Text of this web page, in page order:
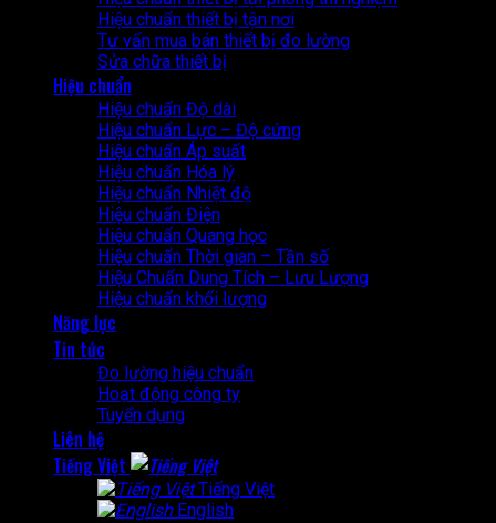
Hiệu chuẩn thiết bị tận nơi
Tư vấn mua bán thiết bị đo lường
Sửa chữa thiết bị
Hiệu chuẩn
Hiệu chuẩn Độ dài
Hiệu chuẩn Lực – Độ cứng
Hiệu chuẩn Áp suất
Hiệu chuẩn Hóa lý
Hiệu chuẩn Nhiệt độ
Hiệu chuẩn Điện
Hiệu chuẩn Quang học
Hiệu chuẩn Thời gian – Tần số
Hiệu Chuẩn Dung Tích – Lưu Lượng
Hiệu chuẩn khối lượng
Năng lực
Tin tức
Đo lường hiệu chuẩn
Hoạt động công ty
Tuyển dụng
Liên hệ
Tiếng Việt
Tiếng Việt
English